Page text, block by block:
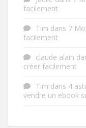
facilement
Tim dans 7
facilement
claude alain
créer facilement
Tim dans 4
vendre un ebook